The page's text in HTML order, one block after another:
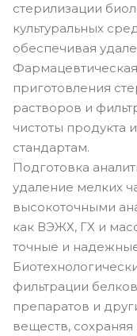
стерилизации
культуральных
обеспечивая
приготовления
растворов и
чистоты продукта
стандартам.
Подготовка
удаление мелких
высокоточными
как ВЭЖХ, ГХ и
точные и надежные
фильтрации
препаратов и
веществ,